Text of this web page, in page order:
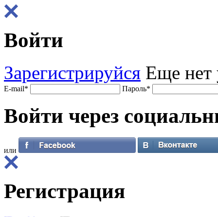
Войти
Зарегистрируйся Еще нет
E-mail* Пароль*
Войти через
или
Регистрация